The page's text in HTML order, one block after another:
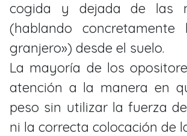
cogida y dejada de las
(hablando
granjero») desde el suelo.
La mayoría de los
atención a la manera en
peso sin utilizar la fuerza
ni la correcta colocación de